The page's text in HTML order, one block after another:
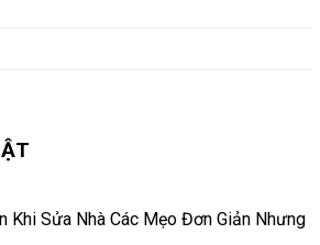
Khi Sửa Nhà Các Mẹo Đơn Giản Nhưng